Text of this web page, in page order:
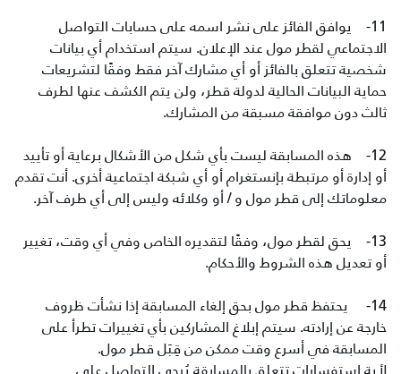
11- يوافق الفائز على نشر اسمه على حسابات التواصل
الاجتماعي لقطر مول عند الإعلان. سيتم استخدام أي بيانات
شخصية تتعلق بالفائز أو أي مشارك آخر فقط وفقًا لتشريعات
حماية البيانات الحالية لدولة قطر، ولن يتم الكشف عنها لطرف
ثالث دون موافقة مسبقة من المشارك.
12- هذه المسابقة ليست بأي شكل من الأشكال برعاية أو تأييد
أو إدارة أو مرتبطة بإنستغرام أو أي شبكة اجتماعية أخرى. أنت تقدم
معلوماتك إلى قطر مول و / أو وكلائه وليس إلى أي طرف آخر.
13- يحق لقطر مول، وفقًا لتقديره الخاص وفي أي وقت، تغيير
أو تعديل هذه الشروط والأحكام.
14- يحتفظ قطر مول بحق إلغاء المسابقة إذا نشأت ظروف
خارجة عن إرادته. سيتم إبلاغ المشاركين بأي تغييرات تطرأ على
المسابقة في أسرع وقت ممكن من قِبَل قطر مول.
لأية استفسارات تتعلق بالمسابقة يُرجى التواصل على